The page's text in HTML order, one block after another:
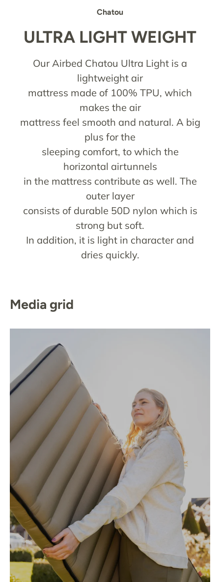
Chatou
ULTRA LIGHT WEIGHT
Our Airbed Chatou Ultra Light is a
lightweight air
mattress made of 100% TPU, which
makes the air
mattress feel smooth and natural. A big
plus for the
sleeping comfort, to which the
horizontal airtunnels
in the mattress contribute as well. The
outer layer
consists of durable 50D nylon which is
strong but soft.
In addition, it is light in character and
dries quickly.
Media grid